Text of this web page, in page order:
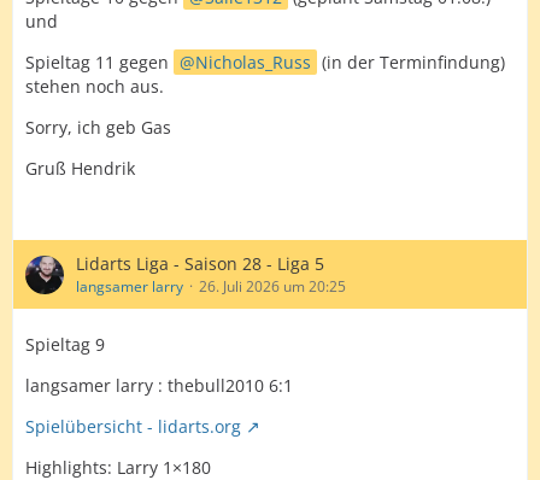
und
Spieltag 11 gegen
Nicholas_Russ (in der Terminfindung)
stehen noch aus.
Sorry, ich geb Gas
Gruß Hendrik
Lidarts Liga - Saison 28 - Liga 5
langsamer larry 26. Juli 2026 um 20:25
Spieltag 9
langsamer larry : thebull2010 6:1
Spielübersicht - lidarts.org
Highlights: Larry 1×180